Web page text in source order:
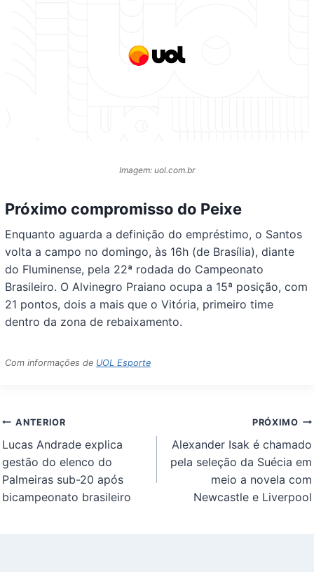
Imagem: uol.com.br
Próximo compromisso do Peixe
Enquanto aguarda a definição do empréstimo, o Santos
volta a campo no domingo, às 16h (de Brasília), diante
do Fluminense, pela 22ª rodada do Campeonato
Brasileiro. O Alvinegro Praiano ocupa a 15ª posição, com
21 pontos, dois a mais que o Vitória, primeiro time
dentro da zona de rebaixamento.
Com informações de UOL Esporte
Navegação
de
Post
ANTERIOR
Lucas Andrade explica
gestão do elenco do
Palmeiras sub-20 após
bicampeonato brasileiro
PRÓXIMO
Alexander Isak é chamado
pela seleção da Suécia em
meio a novela com
Newcastle e Liverpool